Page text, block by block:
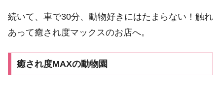
続いて、車で30分、動物好きにはたまらない！触れ
あって癒され度マックスのお店へ。
癒され度MAXの動物園